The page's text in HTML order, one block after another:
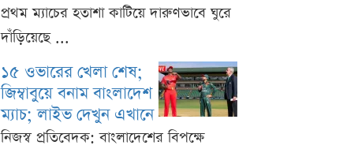
প্রথম ম্যাচের হতাশা কাটিয়ে দারুণভাবে ঘুরে
দাঁড়িয়েছে ...
১৫ ওভারের খেলা শেষ;
জিম্বাবুয়ে বনাম বাংলাদেশ
ম্যাচ; লাইভ দেখুন এখানে
নিজস্ব প্রতিবেদক: বাংলাদেশের বিপক্ষে